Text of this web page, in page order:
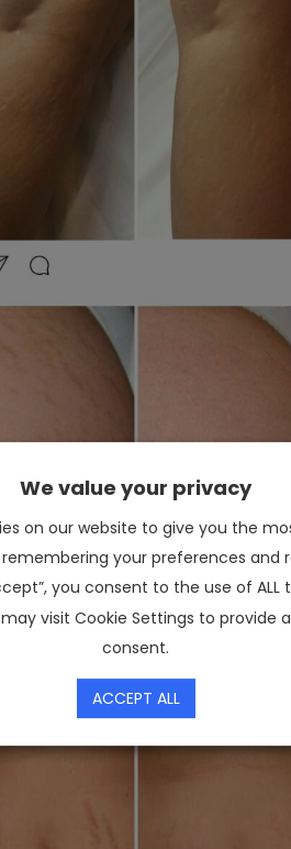
We value your privacy
on our website to give you the
your preferences and
you consent to the use of ALL
visit Cookie Settings to provide
consent.
ACCEPT ALL